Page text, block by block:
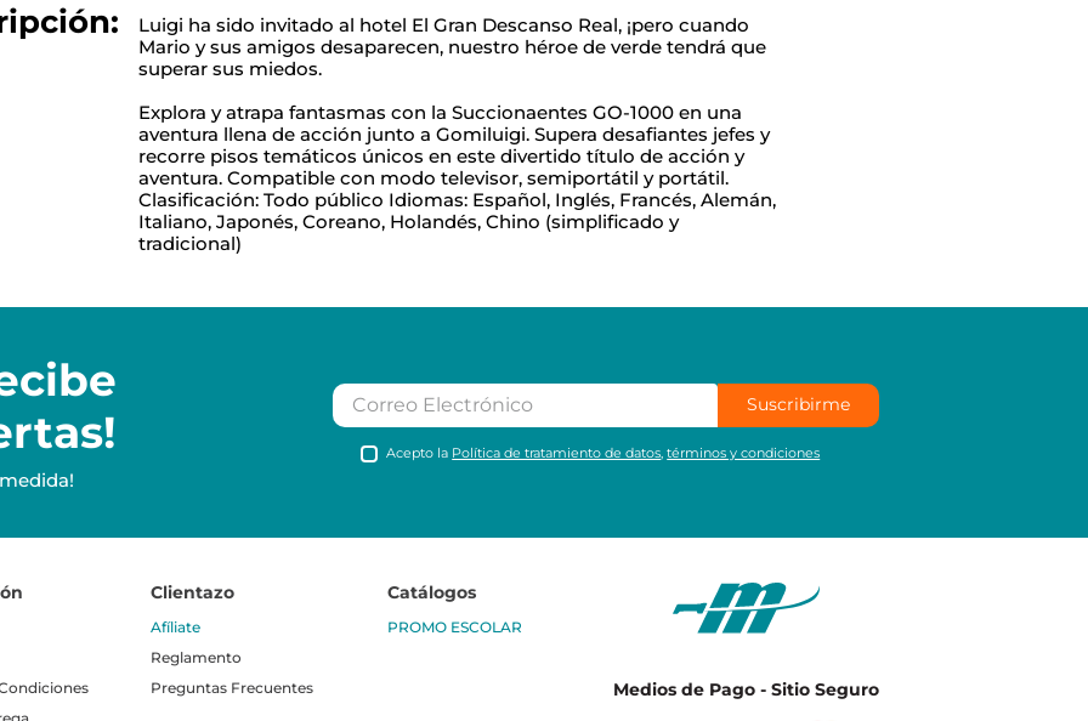
Luigi ha sido invitado al hotel El Gran Descanso Real, ¡pero cuando
Mario y sus amigos desaparecen, nuestro héroe de verde tendrá que
superar sus miedos.
Explora y atrapa fantasmas con la Succionaentes GO-1000 en una
aventura llena de acción junto a Gomiluigi. Supera desafiantes jefes y
recorre pisos temáticos únicos en este divertido título de acción y
aventura. Compatible con modo televisor, semiportátil y portátil.
Clasificación: Todo público Idiomas: Español, Inglés, Francés, Alemán,
Italiano, Japonés, Coreano, Holandés, Chino (simplificado y
tradicional)
Suscribirme
Acepto la Política de tratamiento de datos ,términos y condiciones
Clientazo
Afíliate
Reglamento
Preguntas Frecuentes
Catálogos
PROMO ESCOLAR
Medios de Pago - Sitio Seguro